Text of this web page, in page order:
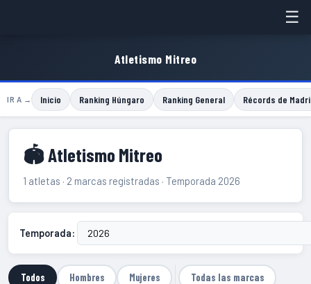
☰
Atletismo Mitreo
IR A → Inicio Ranking Húngaro Ranking General Récords de
🏟 Atletismo Mitreo
1 atletas · 2 marcas registradas · Temporada 2026
Temporada:
Todos Hombres Mujeres Todas las marcas